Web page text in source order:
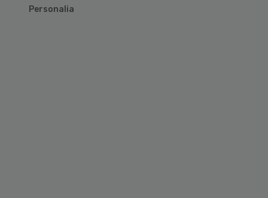
Personalia